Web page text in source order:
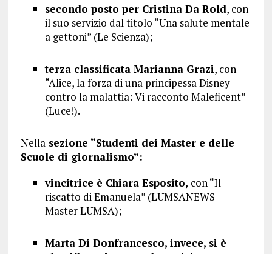
secondo posto per Cristina Da Rold, con
il suo servizio dal titolo “Una salute mentale
a gettoni” (Le Scienza);
terza classificata Marianna Grazi, con
“Alice, la forza di una principessa Disney
contro la malattia: Vi racconto Maleficent”
(Luce!).
Nellasezione “Studenti dei Master e delle
Scuole di giornalismo”:
vincitrice è Chiara Esposito, con “Il
riscatto di Emanuela” (LUMSANEWS –
Master LUMSA);
Marta Di Donfrancesco, invece, si è